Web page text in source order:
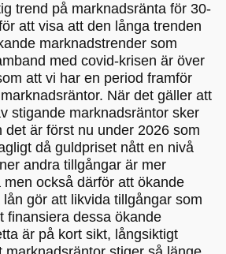
trend på marknadsränta för 30-
att visa att den långa trenden
marknadstrender som
med covid-krisen är över
att vi har en period framför
När det gäller att
stigande marknadsräntor sker
det är först nu under 2026 som
då guldpriset nått en nivå
andra tillgångar är mer
men också därför att ökande
gör att likvida tillgångar som
finansiera dessa ökande
är på kort sikt, långsiktigt